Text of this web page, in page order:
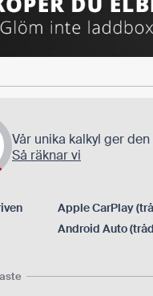
Vår unika kalkyl ger
Så räknar vi
Apple CarPlay
Android Auto